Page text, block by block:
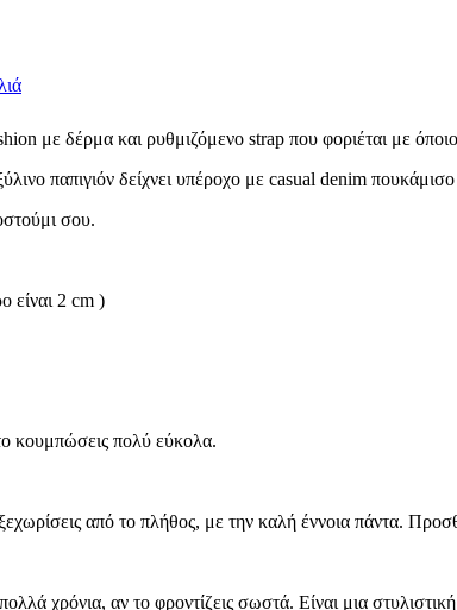
με δέρμα και ρυθμιζόμενο strap που φοριέται με
παπιγιόν δείχνει υπέροχο με casual denim
σου.
είναι 2 cm )
κουμπώσεις πολύ εύκολα.
από το πλήθος, με την καλή έννοια πάντα.
χρόνια, αν το φροντίζεις σωστά. Είναι μια